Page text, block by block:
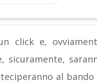
click e,
sicuramente,
al